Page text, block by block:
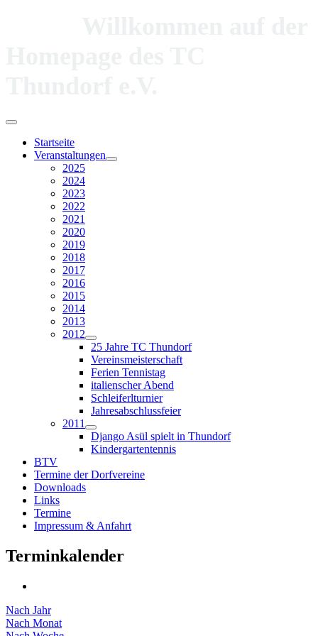
Startseite
Veranstaltungen
2025
2024
2023
2022
2021
2020
2019
2018
2017
2016
2015
2014
2013
2012
25 Jahre TC Thundorf
Vereinsmeisterschaft
Ferien Tennistag
italienscher Abend
Schleiferlturnier
Jahresabschlussfeier
2011
Django Asül spielt in Thundorf
Kindergartentennis
BTV
Termine der Dorfvereine
Downloads
Links
Termine
Impressum & Anfahrt
Terminkalender
Nach Jahr
Nach Monat